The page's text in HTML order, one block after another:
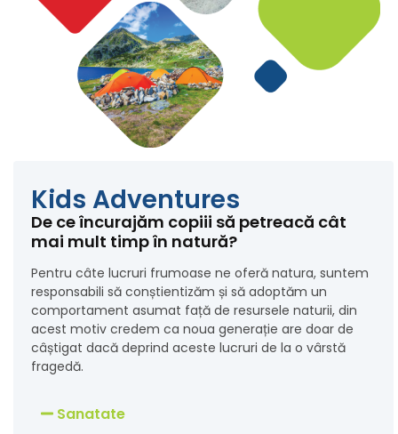
Kids Adventures
De ce încurajăm copiii să petreacă cât
mai mult timp în natură?
Pentru câte lucruri frumoase ne oferă natura, suntem
responsabili să conștientizăm și să adoptăm un
comportament asumat față de resursele naturii, din
acest motiv credem ca noua generație are doar de
câștigat dacă deprind aceste lucruri de la o vârstă
fragedă.
Sanatate